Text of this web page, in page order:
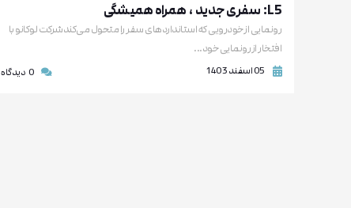
L5: سفری جدید ، همراه همیشگی
رونمایی از خودرویی که استانداردهای سفر را متحول می‌کندشرکت لوکانو با
افتخار از رونمایی خود...
05 اسفند 1403 0 دیدگاه